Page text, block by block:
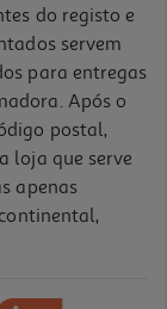
do registo e
servem
para entregas
Após o
postal,
loja que serve
apenas